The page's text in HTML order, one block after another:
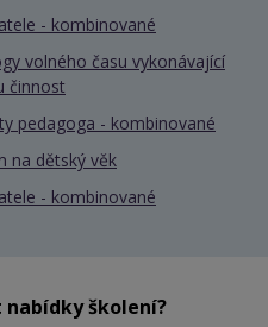
- kombinované
volného času vykonávající
činnost
pedagoga - kombinované
na dětský věk
- kombinované
školení?